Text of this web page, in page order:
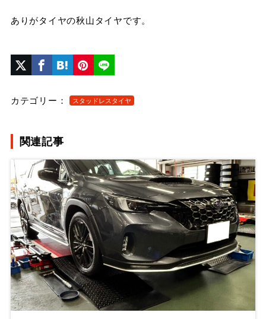
ありがタイヤの秋山タイヤです。
カテゴリー： スタッドレスタイヤ
関連記事